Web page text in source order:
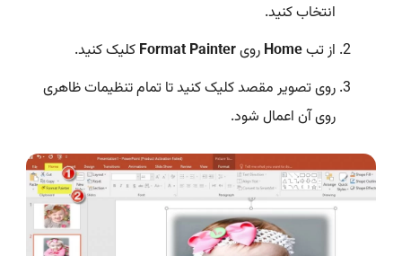
انتخاب کنید.
از تبHome رویFormat Painter کلیک کنید.
روی تصویر مقصد کلیک کنید تا تمام تنظیمات ظاهری
روی آن اعمال شود.